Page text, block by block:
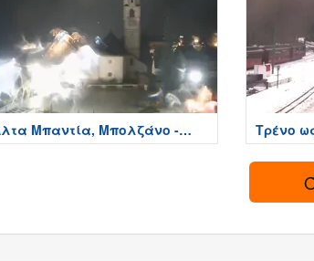
Μπαντία, Μπολζάνο -
Τρένο